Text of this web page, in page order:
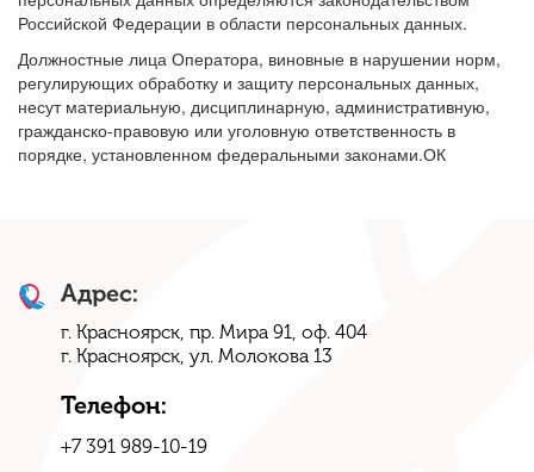
Российской Федерации в области персональных данных.
Должностные лица Оператора, виновные в нарушении норм,
регулирующих обработку и защиту персональных данных,
несут материальную, дисциплинарную, административную,
гражданско-правовую или уголовную ответственность в
порядке, установленном федеральными законами.ОК
Адрес:
г. Красноярск, пр. Мира 91, оф. 404
г. Красноярск, ул. Молокова 13
Телефон:
+7 391 989-10-19